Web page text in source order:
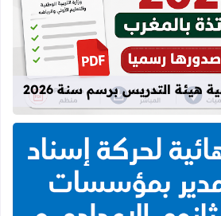
قراءة المزيد عن نتائج الحركة
هيئة التدريس برسم سنة 2026